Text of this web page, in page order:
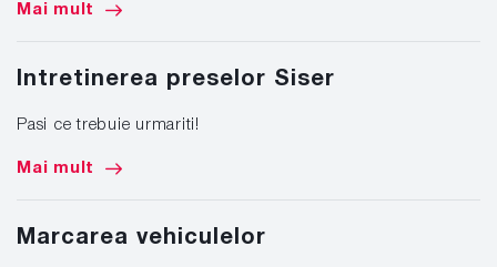
Mai mult
Intretinerea preselor Siser
Pasi ce trebuie urmariti!
Mai mult
Marcarea vehiculelor